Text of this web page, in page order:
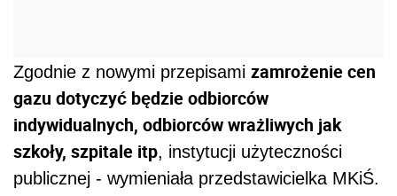
Zgodnie z nowymi przepisami zamrożenie cen
gazu dotyczyć będzie odbiorców
indywidualnych, odbiorców wrażliwych jak
szkoły, szpitale itp, instytucji użyteczności
publicznej - wymieniała przedstawicielka MKiŚ.